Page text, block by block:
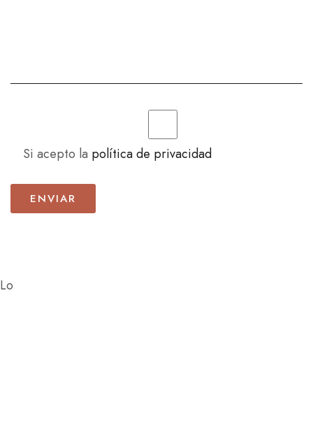
Si acepto la política de privacidad
Lo